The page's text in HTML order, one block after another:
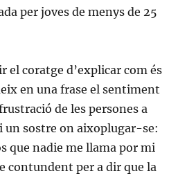
per joves de menys de 25
el coratge d’explicar com és
en una frase el sentiment
de les persones a
un sostre on aixoplugar-se:
que nadie me llama por mi
contundent per a dir que la